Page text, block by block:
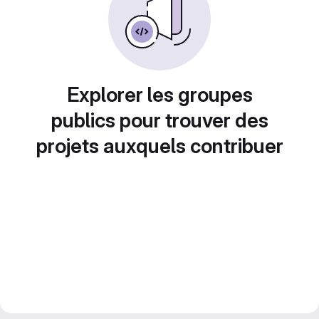
Explorer les groupes
publics pour trouver des
projets auxquels contribuer